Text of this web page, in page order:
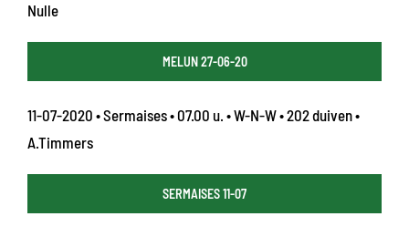
Nulle
MELUN 27-06-20
11-07-2020 • Sermaises • 07.00 u. • W-N-W • 202 duiven •
A.Timmers
SERMAISES 11-07